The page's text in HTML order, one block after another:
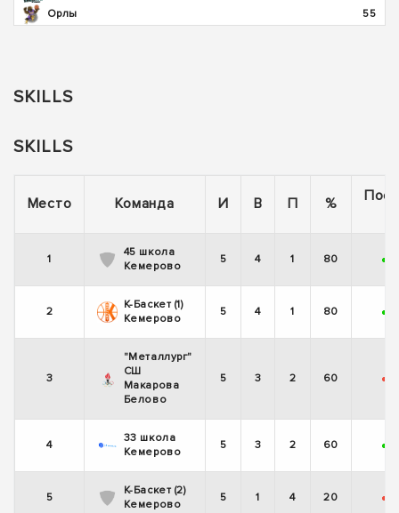
Орлы
55
SKILLS
SKILLS
Место Команда И В П %
1
45 школа
Кемерово
5 4 1 80 +
2
К-Баскет (1)
Кемерово
5 4 1 80 +
3
"Металлург"
СШ
Макарова
Белово
5 3 2 60 -
4
33 школа
Кемерово
5 3 2 60 +
5
К-Баскет (2)
Кемерово
5 1 4 20 -